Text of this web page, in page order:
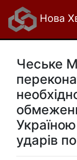
Нова
Чеське
Україною
ударів